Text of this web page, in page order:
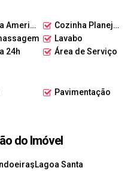
Cozinha Planejada
Lavabo
24h Área de Serviço
Pavimentação
do Imóvel
Lagoa Santa